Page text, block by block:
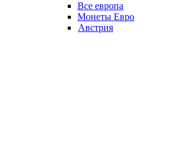
Все европа
Монеты Евро
Австрия